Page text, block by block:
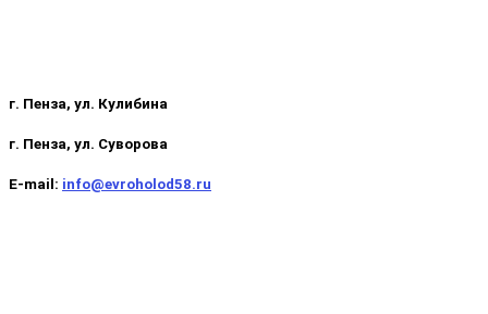
г. Пенза, ул. Кулибина
г. Пенза, ул. Суворова
E-mail: info@evroholod58.ru